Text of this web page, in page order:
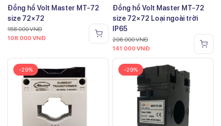
Đồng hồ Volt Master MT-72
size 72×72
158.000VNĐ
108.000 VNĐ
Đồng hồ Volt Master MT-72
size 72×72 Loại ngoài trời
IP65
206.000VNĐ
141.000 VNĐ
-29% -29%